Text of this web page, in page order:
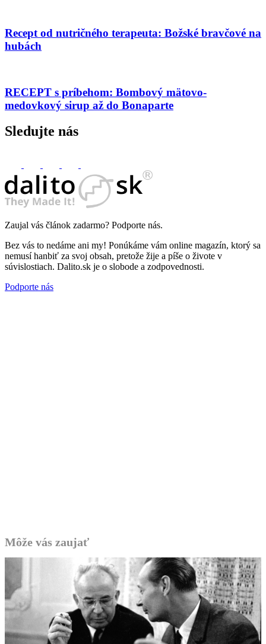
Recept od nutričného terapeuta: Božské bravčové na
hubách
RECEPT s príbehom: Bombový mätovo-
medovkový sirup až do Bonaparte
Sledujte nás
Zaujal vás článok zadarmo? Podporte nás.
Bez vás to nedáme ani my! Ponúkáme vám online magazín, ktorý sa
nemusí hanbiť za svoj obsah, pretože žije a píše o živote v
súvislostiach. Dalito.sk je o slobode a zodpovednosti.
Podporte nás
Môže vás zaujať